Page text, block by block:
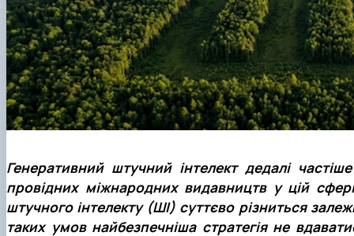
Генеративний штучний інтелект дедалі
провідних міжнародних видавництв у цій
штучного інтелекту (ШІ) суттєво різниться
таких умов найбезпечніша стратегія не